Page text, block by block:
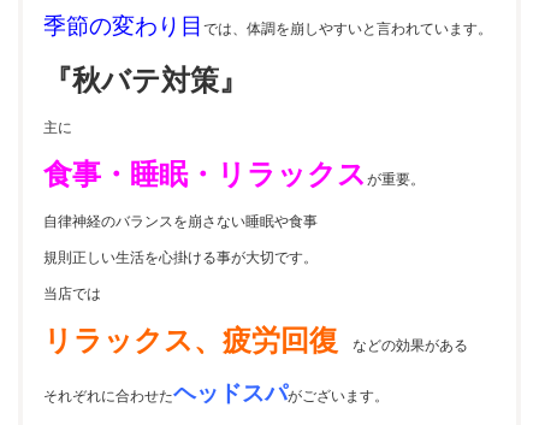
季節の変わり目では、体調を崩しやすいと言われています。
『秋バテ対策』
主に
食事・睡眠・リラックスが重要。
自律神経のバランスを崩さない睡眠や食事
規則正しい生活を心掛ける事が大切です。
当店では
リラックス、疲労回復 などの効果がある
それぞれに合わせたヘッドスパがございます。